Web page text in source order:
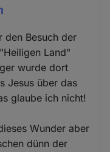
den Besuch der
Land"
wurde dort
Jesus über das
glaube ich nicht!
Wunder aber
dünn der